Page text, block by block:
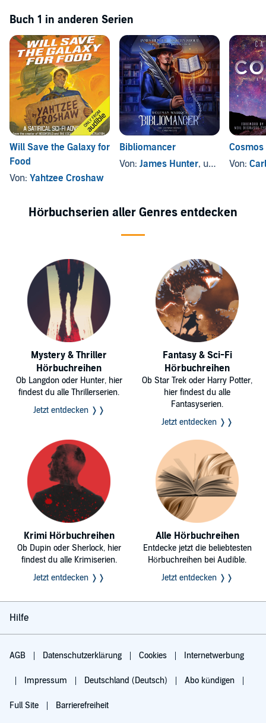
Buch 1 in anderen Serien
Will Save the Galaxy for
Food
Von: Yahtzee Croshaw
Bibliomancer
Von: James Hunter, und andere
Cosmos
Von:
Hörbuchserien aller Genres entdecken
Mystery & Thriller
Hörbuchreihen
Ob Langdon oder Hunter, hier
findest du alle Thrillerserien.
Jetzt entdecken ❭❭
Fantasy & Sci-Fi
Hörbuchreihen
Ob Star Trek oder Harry Potter,
hier findest du alle
Fantasyserien.
Jetzt entdecken ❭❭
Krimi Hörbuchreihen
Ob Dupin oder Sherlock, hier
findest du alle Krimiserien.
Jetzt entdecken ❭❭
Alle Hörbuchreihen
Entdecke jetzt die beliebtesten
Hörbuchreihen bei Audible.
Jetzt entdecken ❭❭
Hilfe
AGB Datenschutzerklärung Cookies Internetwerbung
Impressum Deutschland (Deutsch) Abo kündigen
Full Site Barrierefreiheit